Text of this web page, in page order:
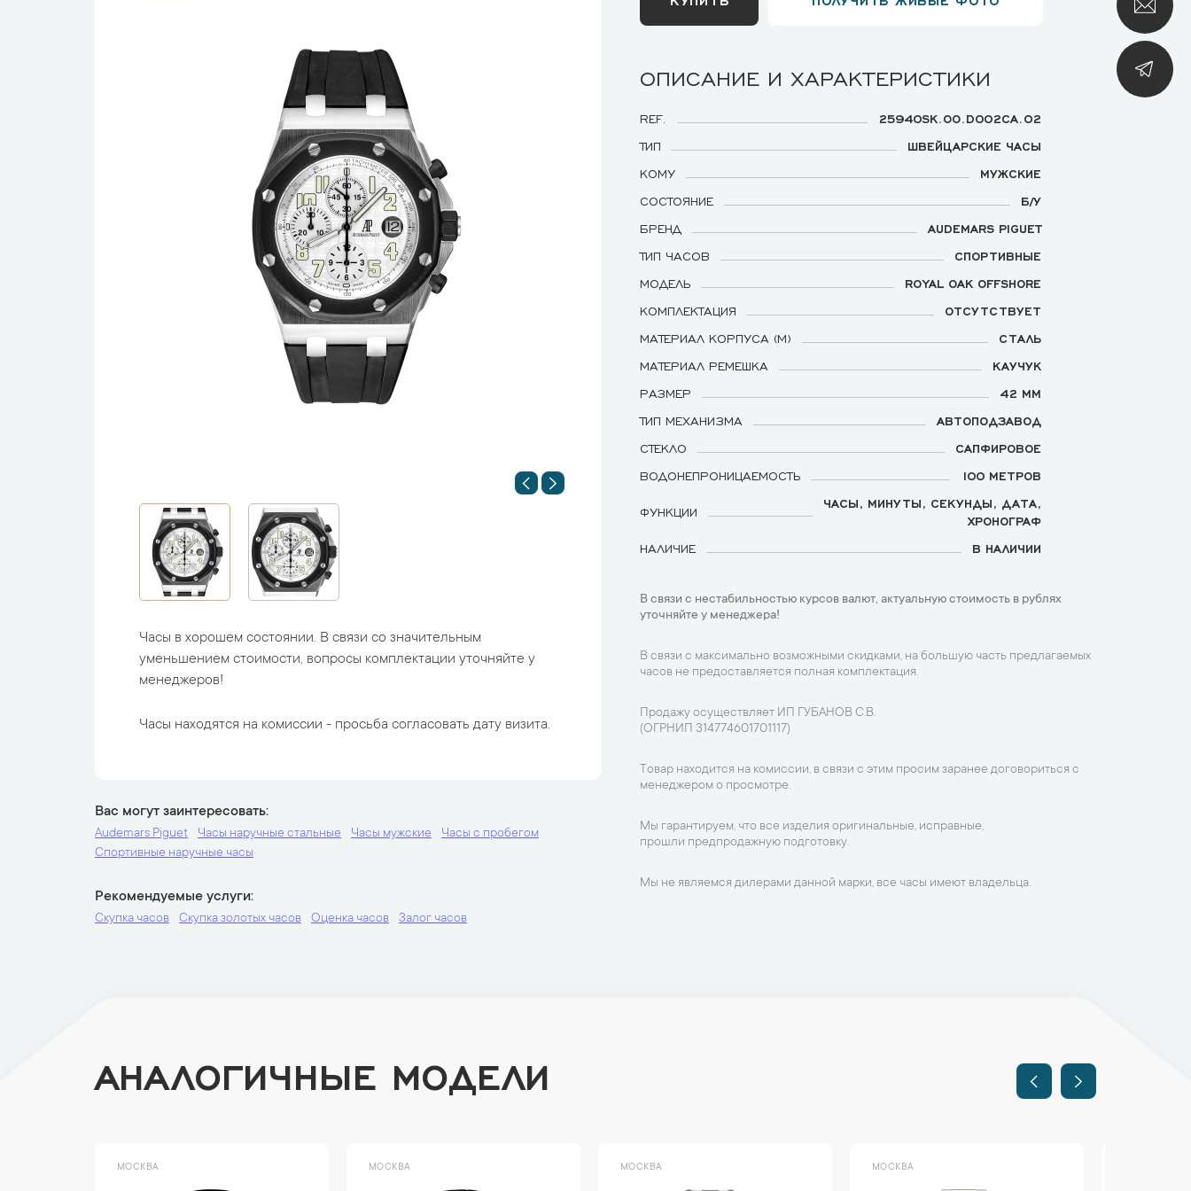
Часы в хорошем состоянии. В связи со значительным
уменьшением стоимости, вопросы комплектации уточняйте у
менеджеров!
Часы находятся на комиссии - просьба согласовать дату визита.
Вас могут заинтересовать
Audemars Piguet Часы наручные стальные Часы мужские
Часы с пробегом
Спортивные наручные часы
Рекомендуемые услуги
Скупка часов Скупка золотых часов Оценка часов Залог часов
ОПИСАНИЕ И ХАРАКТЕРИСТИКИ
REF.
25940SK.OO.D002CA.02
ТИП
ШВЕЙЦАРСКИЕ ЧАСЫ
КОМУ
МУЖСКИЕ
СОСТОЯНИЕ
Б/У
БРЕНД
AUDEMARS PIGUET
ТИП ЧАСОВ
СПОРТИВНЫЕ
МОДЕЛЬ
ROYAL OAK OFFSHORE
КОМПЛЕКТАЦИЯ
ОТСУТСТВУЕТ
МАТЕРИАЛ КОРПУСА (М)
СТАЛЬ
МАТЕРИАЛ РЕМЕШКА
КАУЧУК
РАЗМЕР
42 ММ
ТИП МЕХАНИЗМА
АВТОПОДЗАВОД
СТЕКЛО
САПФИРОВОЕ
ВОДОНЕПРОНИЦАЕМОСТЬ
100 МЕТРОВ
ФУНКЦИИ
ЧАСЫ, МИНУТЫ, СЕКУНДЫ, ДАТА,
ХРОНОГРАФ
НАЛИЧИЕ
В НАЛИЧИИ
В связи с нестабильностью курсов валют, актуальную стоимость в рублях
уточняйте у менеджера!
В связи с максимально возможными скидками, на большую часть предлагаемых
часов не предоставляется полная комплектация.
Продажу осуществляет ИП ГУБАНОВ С.В.
(ОГРНИП 314774601701117)
Товар находится на комиссии, в связи с этим просим заранее договориться с
менеджером о просмотре.
Мы гарантируем, что все изделия оригинальные, исправные,
прошли предпродажную подготовку.
Мы не являемся дилерами данной марки, все часы имеют владельца.
АНАЛОГИЧНЫЕ МОДЕЛИ
МОСКВА МОСКВА МОСКВА МОСКВА